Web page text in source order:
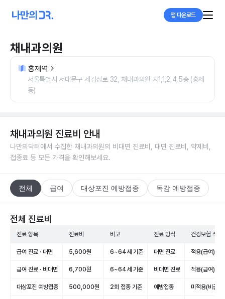
앱 다운로드
채내과의원
홍제역
서울특별시 서대문구 세검정로 32, 채내과의원 지1,1,2,4,5층 (홍제
동)
채내과의원 진료비 안내
나만의닥터에서 수집한 채내과의원의 비대면 진료비, 대면 진료비, 약제비,
접종료 등 모든 가격을 확인해보세요.
전체 급여 대상포진 예방접종 독감 예방접종
전체 진료비
진료 항목 진료비 비고 진료 방식 건강보험 적용
급여 진료 · 대면 5,600원 6~64세 기준 대면 진료 적용(급여)
급여 진료 · 비대면 6,700원 6~64세 기준 비대면 진료 적용(급여)
대상포진 예방접종 500,000원 2회 접종 기준 예방접종 미적용(비급여)